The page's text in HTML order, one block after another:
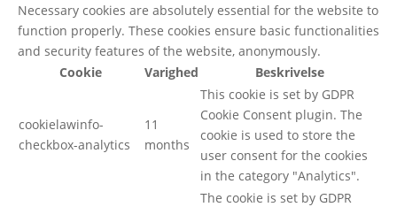
Necessary cookies are absolutely essential for the website to
function properly. These cookies ensure basic functionalities
and security features of the website, anonymously.
Cookie
Varighed Beskrivelse
cookielawinfo-
checkbox-analytics
11
months
This cookie is set by GDPR
Cookie Consent plugin. The
cookie is used to store the
user consent for the cookies
in the category "Analytics".
The cookie is set by GDPR